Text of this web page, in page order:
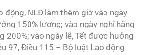
động, NLĐ làm thêm giờ vào ngày
150% lương; vào ngày nghỉ hằng
200%; vào ngày lễ, Tết được hưởng
97, Điều 115 – Bộ luật Lao động